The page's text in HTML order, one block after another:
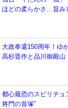
ほどの柔らかさ…旨み
大政奉還150周年！ゆ
高杉晋作と品川御殿山
都心最恐のスピリチュ
将門の首塚”